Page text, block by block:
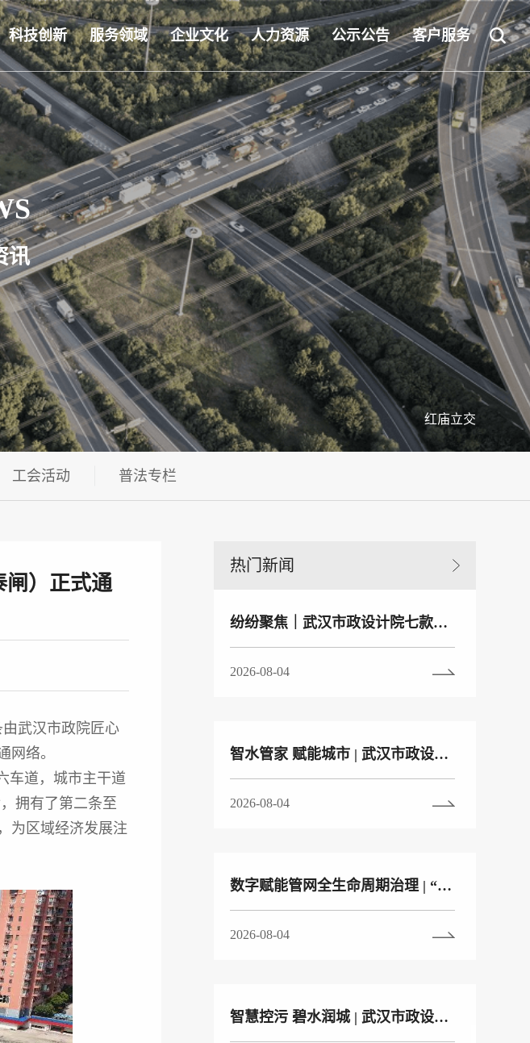
科技创新 服务领域 企业文化 人力资源 公示公告 客户服务
讯
红庙立交
工会活动 普法专栏
闸）正式通
武汉市政院匠心
网络。
车道，城市主干道
拥有了第二条至
为区域经济发展注
热门新闻
纷纷聚焦｜武汉市政设计院七款数智化产品发布引关注 多家主流媒体深度报道
2026-08-04
智水管家 赋能城市 | 武汉市政设计院城镇排水智慧解决方案全新发布
2026-08-04
数字赋能管网全生命周期治理 | “管网医院”：重塑城市排水管网治理新模式
2026-08-04
智慧控污 碧水润城 | 武汉市政设计院城市污水厂智慧管控平台全新发布